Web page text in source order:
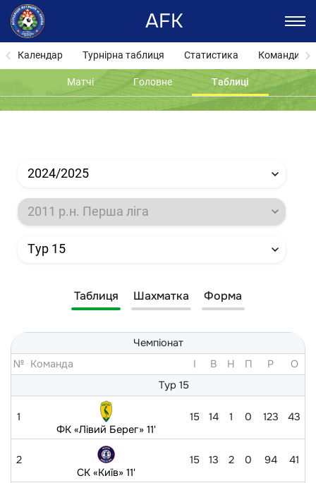
AFK
Календар Турнірна таблиця Статистика Команди
Матчі Головне Таблиці
2024/2025
2011 р.н. Перша ліга
Тур 15
Таблиця Шахматка Форма
Чемпіонат
№ Команда I В Н П Р
O
Тур 15
1
ФК «Лівий Берег» 11'
15 14 1 0 123 43
2
СК «Київ» 11'
15 13 2 0 94 41